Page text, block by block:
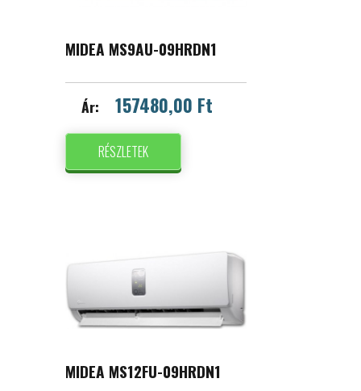
MIDEA MS9AU-09HRDN1
Ár: 157480,00 Ft
RÉSZLETEK
MIDEA MS12FU-09HRDN1